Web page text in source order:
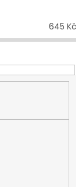
645 Kč